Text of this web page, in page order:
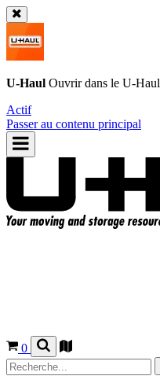
U-Haul Ouvrir dans le U-Haul
Actif
Passer au contenu principal
0